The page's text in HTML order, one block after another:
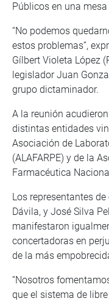
Públicos en una
“No podemos
estos problemas”,
Gílbert Violeta López
legislador Juan
grupo dictaminador.
A la reunión
distintas entidades
Asociación de
(ALAFARPE) y de la
Farmacéutica
Los representantes
Dávila, y José Silva
manifestaron
concertadoras en
de la más
“Nosotros
que el sistema de